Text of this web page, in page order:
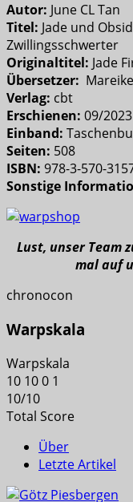
Autor: June CL Tan
Titel: Jade und
Zwillingsschwerter
Originaltitel: Jade
Übersetzer:
Verlag: cbt
Erschienen: 09/2023
Einband:
Seiten: 508
ISBN: 978-3-570-
Sonstige
Lust, unser Team
mal auf
chronocon
Warpskala
Warpskala
10 100 1
10/10
Total Score
Über
Letzte Artikel